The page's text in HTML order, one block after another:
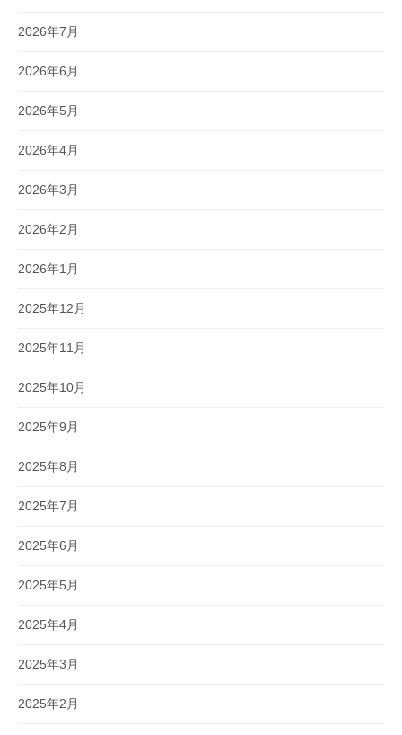
2026年7月
2026年6月
2026年5月
2026年4月
2026年3月
2026年2月
2026年1月
2025年12月
2025年11月
2025年10月
2025年9月
2025年8月
2025年7月
2025年6月
2025年5月
2025年4月
2025年3月
2025年2月